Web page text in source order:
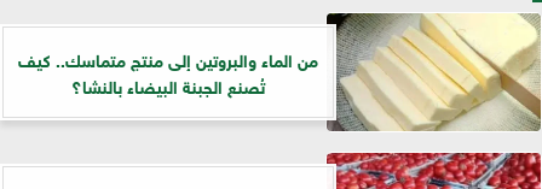
من الماء والبروتين إلى منتج متماسك.. كيف
تُصنع الجبنة البيضاء بالنشا؟